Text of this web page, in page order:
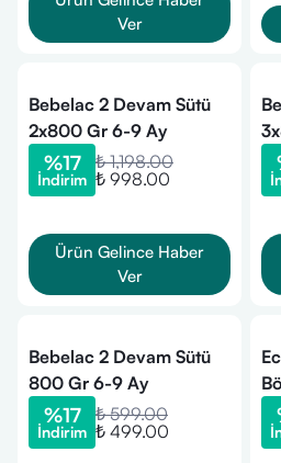
Ver
Bebelac 2 Devam Sütü
2x800 Gr 6-9 Ay
%17
İndirim
₺ 1,198.00
₺ 998.00
Ürün Gelince Haber
Ver
Bebelac 2 Devam Sütü
800 Gr 6-9 Ay
%17
İndirim
₺ 599.00
₺ 499.00
gr